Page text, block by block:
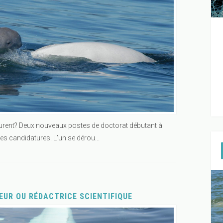
Deux nouveaux postes de doctorat débutant à
candidatures. L’un se dérou...
OU RÉDACTRICE SCIENTIFIQUE